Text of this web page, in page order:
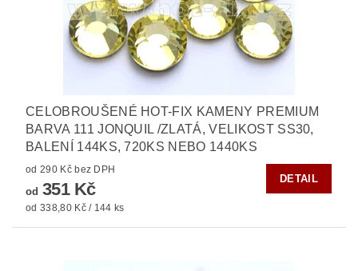
CELOBROUŠENÉ HOT-FIX KAMENY PREMIUM
BARVA 111 JONQUIL /ZLATÁ, VELIKOST SS30,
BALENÍ 144KS, 720KS NEBO 1440KS
od 290 Kč bez DPH
od 351 Kč
od 338,80 Kč / 144 ks
DETAIL